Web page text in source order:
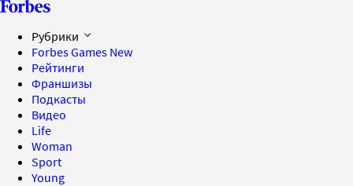
Рубрики
Forbes Games New
Рейтинги
Франшизы
Подкасты
Видео
Life
Woman
Sport
Young